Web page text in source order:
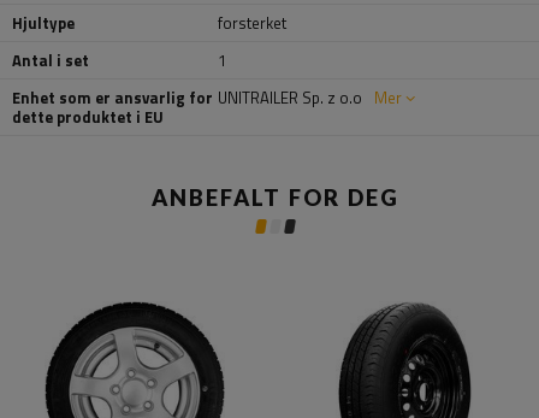
Hjultype
forsterket
Antal i set
1
Enhet som er ansvarlig for
dette produktet i EU
UNITRAILER Sp. z o.o Mer
ANBEFALT FOR DEG